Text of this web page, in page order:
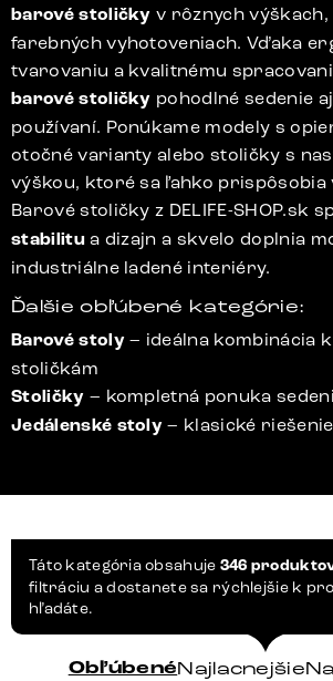
barové stoličky v rôznych
farebných vyhotoveniach. Vďaka
tvarovaniu a kvalitnému
barové stoličky pohodlné sedenie
používaní. Ponúkame modely s
otočné varianty alebo stoličky s
výškou, ktoré sa ľahko prispôsobia
Barové stoličky z DELIFE-SHOP.sk
stabilitua dizajn a skvelo doplnia
industriálne ladené interiéry.
Ďalšie obľúbené kategórie:
Barové stoly – ideálna kombinácia
stoličkám
Stoličky – kompletná ponuka
Jedálenské stoly – klasické
Táto kategória obsahuje 346
filtráciu a dostanete sa rýchlejšie k
hľadáte.
ObľúbenéNajlacnejšie